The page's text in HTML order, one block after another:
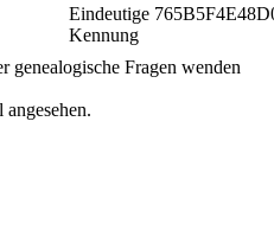
Eindeutige
Kennung
genealogische Fragen wenden
angesehen.